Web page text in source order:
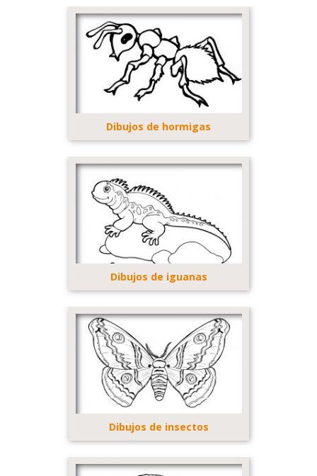
Dibujos de hormigas
Dibujos de iguanas
Dibujos de insectos